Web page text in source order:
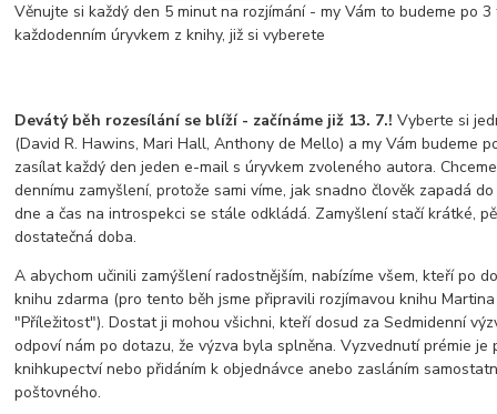
Věnujte si každý den 5 minut na rozjímání - my Vám to budeme po
každodenním úryvkem z knihy, již si vyberete
Devátý běh rozesílání se blíží - začínáme již 13. 7.!Vyberte si
(David R. Hawins, Mari Hall, Anthony de Mello) a my Vám budeme
zasílat každý den jeden e-mail s úryvkem zvoleného autora.
dennímu zamyšlení, protože sami víme, jak snadno člověk zapadá
dne a čas na introspekci se stále odkládá. Zamyšlení stačí krátké,
dostatečná doba.
A abychom učinili zamýšlení radostnějším, nabízíme všem, kteří po
knihu zdarma (pro tento běh jsme připravili rozjímavou knihu
"Příležitost"). Dostat ji mohou všichni, kteří dosud za Sedmidenní
odpoví nám po dotazu, že výzva byla splněna. Vyzvednutí prémie je
knihkupectví nebo přidáním k objednávce anebo zasláním
poštovného.